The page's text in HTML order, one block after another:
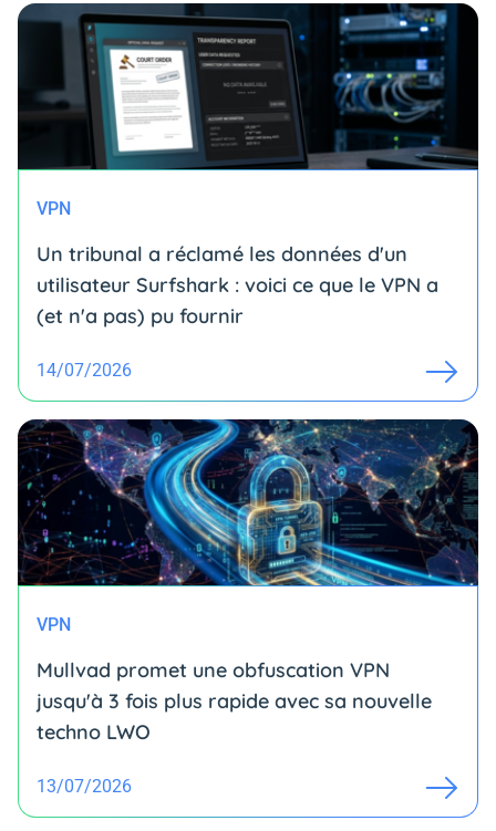
VPN
Un tribunal a réclamé les données d'un
utilisateur Surfshark : voici ce que le VPN a
(et n'a pas) pu fournir
14/07/2026
VPN
Mullvad promet une obfuscation VPN
jusqu'à 3 fois plus rapide avec sa nouvelle
techno LWO
13/07/2026